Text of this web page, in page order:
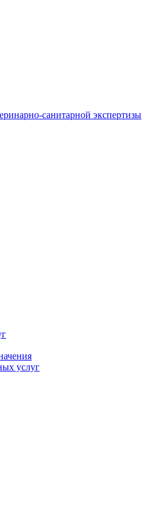
санитарной экспертизы
услуг